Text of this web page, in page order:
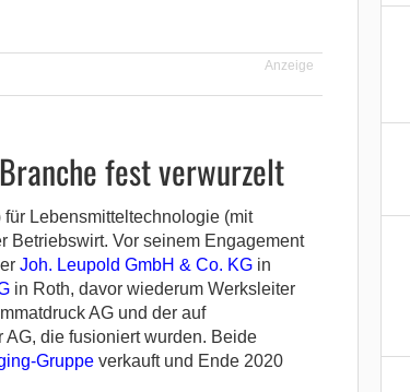
Anzeige
fest verwurzelt
Lebensmitteltechnologie (mit
Betriebswirt. Vor seinem Engagement
Joh. Leupold GmbH & Co. KGin
in Roth, davor wiederum Werksleiter
AG und der auf
die fusioniert wurden. Beide
Gruppeverkauft und Ende 2020